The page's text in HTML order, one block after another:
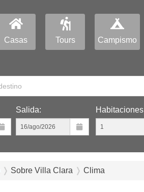
Casas Tours Campismo
Salida: Habitaciones
Sobre Villa Clara Clima